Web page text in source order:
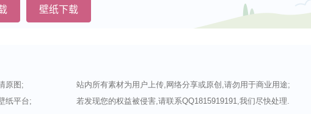
壁纸下载
原图;
站内所有素材为用户上传,网络分享或原创,请勿用于商业用途;
纸平台; 若发现您的权益被侵害,请联系QQ1815919191,我们尽快处理.